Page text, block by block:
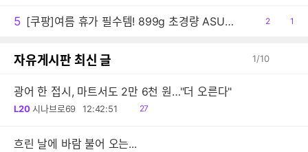
5 [쿠팡]여름 휴가 필수템! 899g 초경량 ASUS 젠북 A14 특가
공
2
댓1
자유게시판 최신 글 1/10
광어 한 접시, 마트서도 2만 6천 원…"더 오른다"
L20 시나브로69 12:42:51
읽
27
흐린 날에 바람 불어 오는...